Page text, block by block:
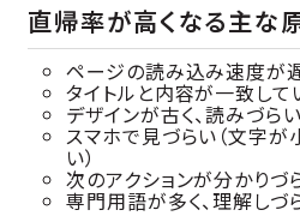
直帰率が高くなる主な
ページの読み込み速度が
タイトルと内容が一致して
デザインが古く、読みづらい
スマホで見づらい（文字が
い）
次のアクションが分かりづ
専門用語が多く、理解しづ